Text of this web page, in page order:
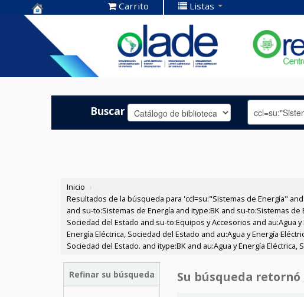
Centro de
Documentación
OLADE -
Carrito Listas
Buscar
Inicio ›
Resultados de la búsqueda para 'ccl=su:"Sistemas de Energía"
and su-to:Sistemas de Energía and itype:BK and su-to:Sistemas
Sociedad del Estado and su-to:Equipos y Accesorios and au:Agua
Energía Eléctrica, Sociedad del Estado and au:Agua y Energía
Sociedad del Estado. and itype:BK and au:Agua y Energía
Refinar su búsqueda Su búsqueda